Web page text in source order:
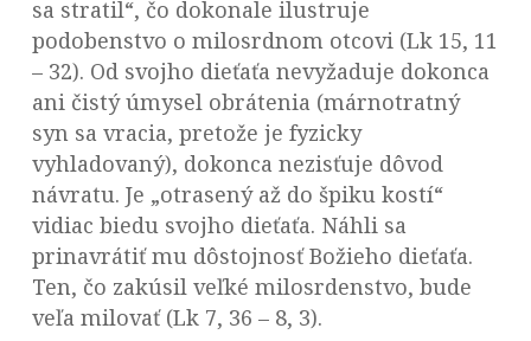
sa stratil“, čo dokonale ilustruje
podobenstvo o milosrdnom otcovi (Lk 15, 11
– 32). Od svojho dieťaťa nevyžaduje dokonca
ani čistý úmysel obrátenia (márnotratný
syn sa vracia, pretože je fyzicky
vyhladovaný), dokonca nezisťuje dôvod
návratu. Je „otrasený až do špiku kostí“
vidiac biedu svojho dieťaťa. Náhli sa
prinavrátiť mu dôstojnosť Božieho dieťaťa.
Ten, čo zakúsil veľké milosrdenstvo, bude
veľa milovať (Lk 7, 36 – 8, 3).